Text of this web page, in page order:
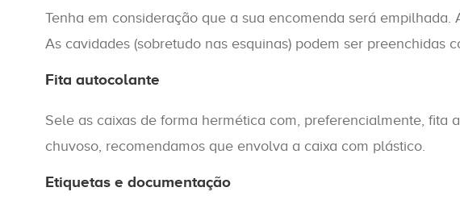
Tenha em consideração que a sua encomenda será
As cavidades (sobretudo nas esquinas) podem ser
Fita autocolante
Sele as caixas de forma hermética com, preferencialmente,
chuvoso, recomendamos que envolva a caixa com plástico.
Etiquetas e documentação